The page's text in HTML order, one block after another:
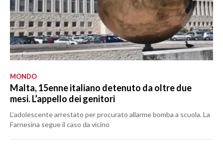
MONDO
Malta, 15enne italiano detenuto da oltre due
mesi. L’appello dei genitori
L’adolescente arrestato per procurato allarme bomba a scuola. La
Farnesina segue il caso da vicino